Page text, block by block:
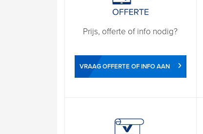
Prijs, offerte of info nodig?
VRAAG OFFERTE OF INFO AAN